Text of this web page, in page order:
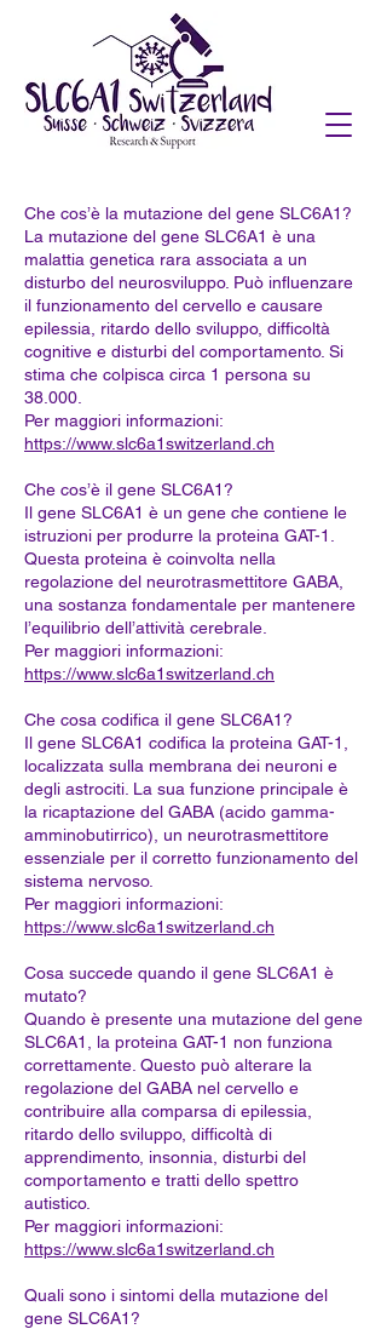
Che cos’è la mutazione del gene SLC6A1?
La mutazione del gene SLC6A1 è una
malattia genetica rara associata a un
disturbo del neurosviluppo. Può influenzare
il funzionamento del cervello e causare
epilessia, ritardo dello sviluppo, difficoltà
cognitive e disturbi del comportamento. Si
stima che colpisca circa 1 persona su
38.000.
Per maggiori informazioni:
https://www.slc6a1switzerland.ch
Che cos’è il gene SLC6A1?
Il gene SLC6A1 è un gene che contiene le
istruzioni per produrre la proteina GAT-1.
Questa proteina è coinvolta nella
regolazione del neurotrasmettitore GABA,
una sostanza fondamentale per mantenere
l’equilibrio dell’attività cerebrale.
Per maggiori informazioni:
https://www.slc6a1switzerland.ch
Che cosa codifica il gene SLC6A1?
Il gene SLC6A1 codifica la proteina GAT-1,
localizzata sulla membrana dei neuroni e
degli astrociti. La sua funzione principale è
la ricaptazione del GABA (acido gamma-
amminobutirrico), un neurotrasmettitore
essenziale per il corretto funzionamento del
sistema nervoso.
Per maggiori informazioni:
https://www.slc6a1switzerland.ch
Cosa succede quando il gene SLC6A1 è
mutato?
Quando è presente una mutazione del gene
SLC6A1, la proteina GAT-1 non funziona
correttamente. Questo può alterare la
regolazione del GABA nel cervello e
contribuire alla comparsa di epilessia,
ritardo dello sviluppo, difficoltà di
apprendimento, insonnia, disturbi del
comportamento e tratti dello spettro
autistico.
Per maggiori informazioni:
https://www.slc6a1switzerland.ch
Quali sono i sintomi della mutazione del
gene SLC6A1?